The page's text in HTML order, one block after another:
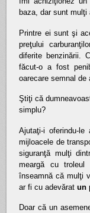
baza, dar sunt
Printre ei sunt şi
preţului
diferite benzinării.
făcut-o a fost
oarecare semnal de
Ştiţi că
simplu?
Ajutaţi-i oferindu-le
mijloacele de
siguranţă mulţi
meargă cu
înseamnă că mulţi
ar fi cu adevăratun
Doar că un